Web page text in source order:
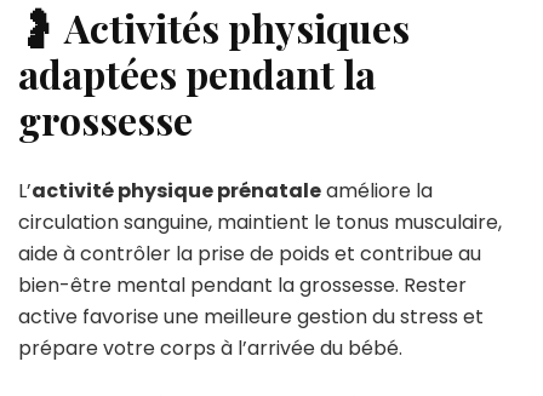
🤰 Activités physiques
adaptées pendant la
grossesse
L’activité physique prénataleaméliore la
circulation sanguine, maintient le tonus musculaire,
aide à contrôler la prise de poids et contribue au
bien-être mental pendant la grossesse. Rester
active favorise une meilleure gestion du stress et
prépare votre corps à l’arrivée du bébé.